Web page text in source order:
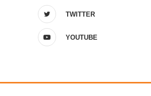
TWITTER
YOUTUBE